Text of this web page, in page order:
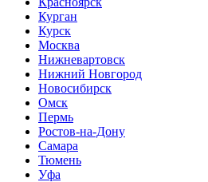
Курган
Курск
Москва
Нижневартовск
Нижний Новгород
Новосибирск
Омск
Пермь
Ростов-на-Дону
Самара
Тюмень
Уфа